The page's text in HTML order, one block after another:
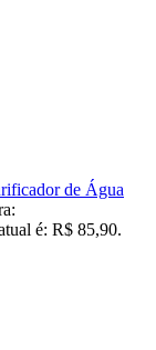
de Água
é: R$ 85,90.